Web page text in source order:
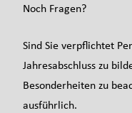
Noch Fragen?
Sind Sie verpflichtet
Jahresabschluss zu
Besonderheiten zu
ausführlich.